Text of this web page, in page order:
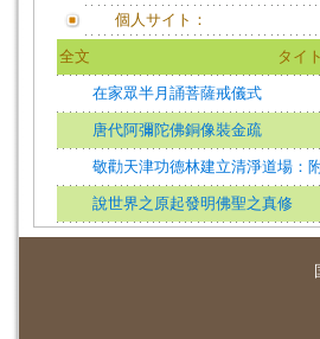
個人サイト：
全文 タイ
在家眾半月誦菩薩戒儀式
唐代阿彌陀佛銅像裝金疏
敬勸天津功德林建立清淨道場：
說世界之原起發明佛聖之真修